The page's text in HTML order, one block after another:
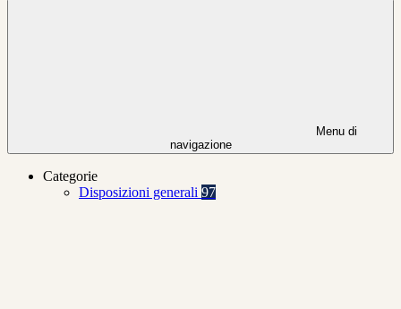
Menu di
navigazione
Categorie
Disposizioni generali 97